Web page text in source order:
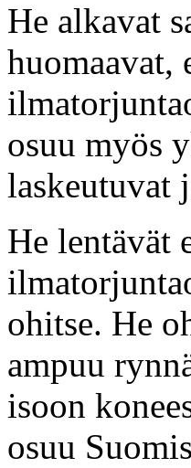
He alkavat
huomaavat,
osuu myös
laskeutuvat
He lentävät
ohitse. He
ampuu
isoon
osuu